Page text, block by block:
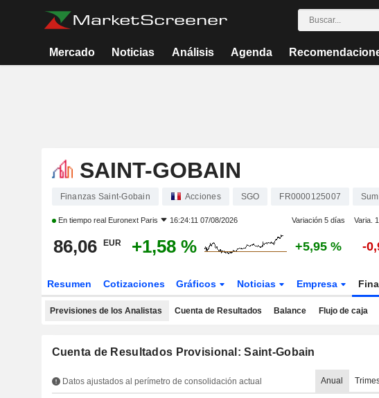
Mercado Noticias Análisis Agenda
SAINT-GOBAIN
Finanzas Saint-Gobain Acciones SGO FR0000125007
En tiempo real Euronext Paris 16:24:11 07/08/2026 Variación 5 días Varia.
86,06 EUR +1,58 % +5,95 % -
Resumen Cotizaciones Gráficos Noticias Empresa
Previsiones de los Analistas Cuenta de Resultados Balance Flujo de caja
Cuenta de Resultados Provisional: Saint-Gobain
Datos ajustados al perímetro de consolidación actual Anual